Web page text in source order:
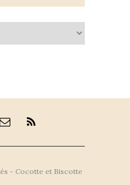
- Cocotte et Biscotte